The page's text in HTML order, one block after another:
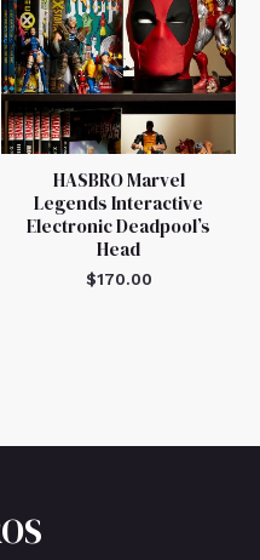
HASBRO Marvel
Legends Interactive
Electronic Deadpool’s
Head
$170.00